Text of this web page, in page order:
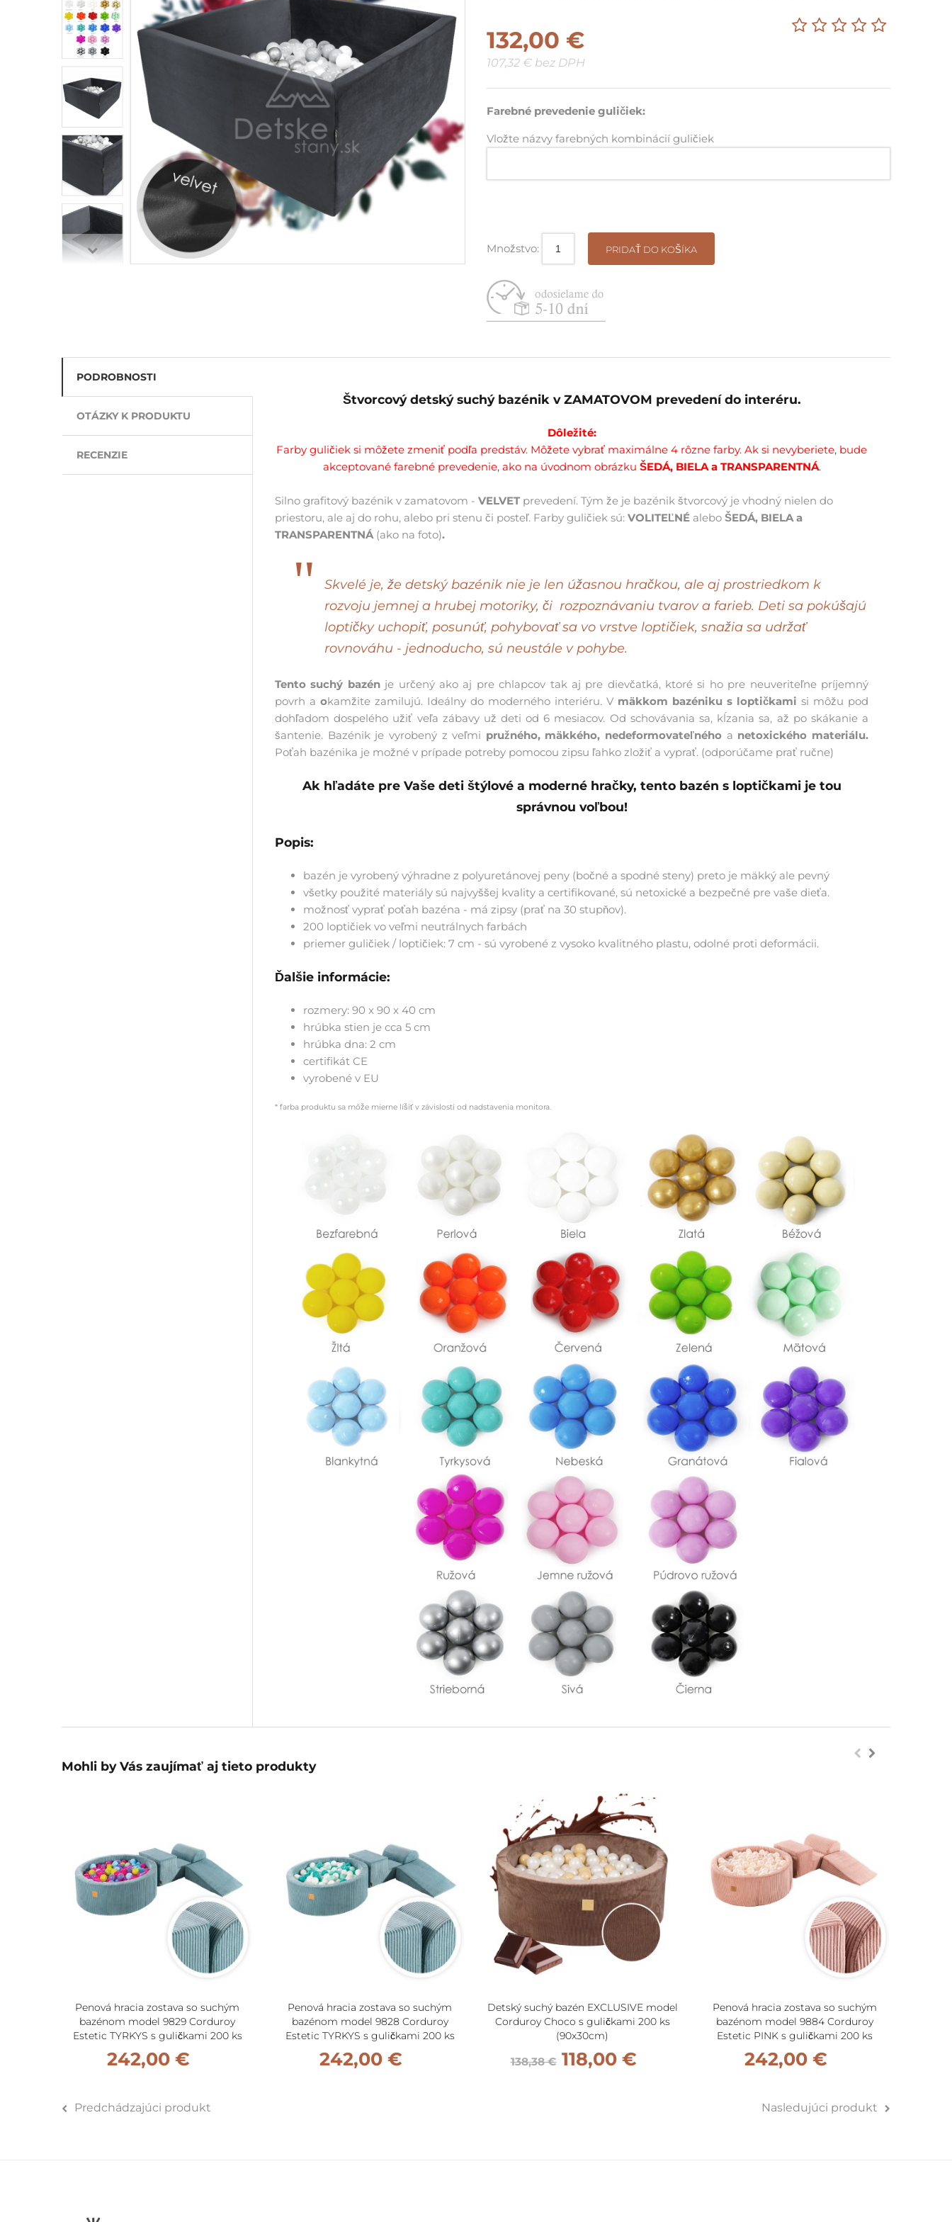
Penové hracie bloky na
cvičenie
Balančný chodník - hrubá
motorika
Suché bazéniky do rohu / pri
Vyskladaj si vlastnú zostavu
132,00 €
107,32 € bez DPH
Farebné prevedenie guličiek:
Vložte názvy farebných kombinácií guličiek
Množstvo: PRIDAŤ DO KOŠÍKA
PODROBNOSTI
OTÁZKY K PRODUKTU
RECENZIE
Štvorcový detský suchý bazénik v ZAMATOVOM prevedení do interéru.
Dôležité:
Farby guličiek si môžete zmeniť podľa predstáv. Môžete vybrať maximálne 4 rôzne farby. Ak si nevyberiete, bude
akceptované farebné prevedenie, ako na úvodnom obrázku ŠEDÁ, BIELA a TRANSPARENTNÁ.
Silno grafitový bazénik v zamatovom - VELVETprevedení. Tým že je bazénik štvorcový je vhodný nielen do
priestoru, ale aj do rohu, alebo pri stenu či posteľ. Farby guličiek sú: VOLITEĽNÉ alebo ŠEDÁ, BIELA a
TRANSPARENTNÁ (ako na foto).
Skvelé je, že detský bazénik nie je len úžasnou hračkou, ale aj prostriedkom k
rozvoju jemnej a hrubej motoriky, či rozpoznávaniu tvarov a farieb. Deti sa pokúšajú
loptičky uchopiť, posunúť, pohybovať sa vo vrstve loptičiek, snažia sa udržať
rovnováhu - jednoducho, sú neustále v pohybe.
Tento suchý bazénje určený ako aj pre chlapcov tak aj pre dievčatká, ktoré si ho pre neuveriteľne príjemný
povrh a okamžite zamilujú. Ideálny do moderného interiéru. V mäkkom bazéniku s loptičkami si môžu pod
dohľadom dospelého užiť veľa zábavy už deti od 6 mesiacov. Od schovávania sa, kĺzania sa, až po skákanie a
šantenie. Bazénik je vyrobený z veľmi pružného, ​​mäkkého, nedeformovateľného a netoxického materiálu.
Poťah bazénika je možné v prípade potreby pomocou zipsu ľahko zložiť a vyprať. (odporúčame prať ručne)
Ak hľadáte pre Vaše deti štýlové a moderné hračky, tento bazén s loptičkami je tou
správnou voľbou!
Popis:
bazén je vyrobený výhradne z polyuretánovej peny (bočné a spodné steny) preto je mäkký ale pevný
všetky použité materiály sú najvyššej kvality a certifikované, sú netoxické a bezpečné pre vaše dieťa.
možnosť vyprať poťah bazéna - má zipsy (prať na 30 stupňov).
200 loptičiek vo veľmi neutrálnych farbách
priemer guličiek / loptičiek: 7 cm - sú vyrobené z vysoko kvalitného plastu, odolné proti deformácii.
Ďalšie informácie:
rozmery: 90 x 90 x 40 cm
hrúbka stien je cca 5 cm
hrúbka dna: 2 cm
certifikát CE
vyrobené v EU
* farba produktu sa môže mierne líšiť v závislosti od nadstavenia monitora.
Mohli by Vás zaujímať aj tieto produkty
Penová hracia zostava so suchým
bazénom model 9829 Corduroy
Estetic TYRKYS s guličkami 200 ks
242,00 €
Penová hracia zostava so suchým
bazénom model 9828 Corduroy
Estetic TYRKYS s guličkami 200 ks
242,00 €
Detský suchý bazén EXCLUSIVE model
Corduroy Choco s guličkami 200 ks
(90x30cm)
138,38 € 118,00 €
Penová hracia zostava so suchým
bazénom model 9884 Corduroy
Estetic PINK s guličkami 200 ks
242,00 €
Predchádzajúci produkt Nasledujúci produkt